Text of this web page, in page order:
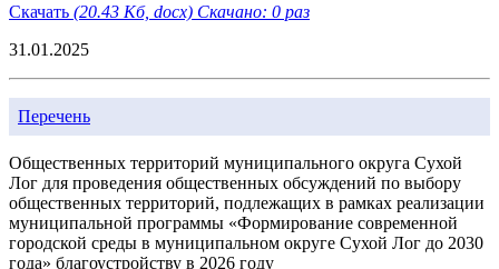
Скачать (20.43 Кб, docx) Скачано: 0 раз
31.01.2025
Перечень
Общественных территорий муниципального округа Сухой
Лог для проведения общественных обсуждений по выбору
общественных территорий, подлежащих в рамках реализации
муниципальной программы «Формирование современной
городской среды в муниципальном округе Сухой Лог до 2030
года» благоустройству в 2026 году